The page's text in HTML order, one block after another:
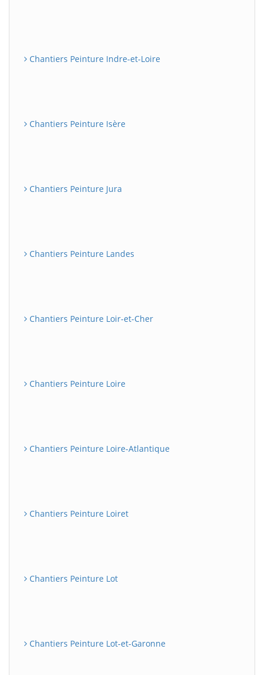
Chantiers Peinture Indre-et-Loire
Chantiers Peinture Isère
Chantiers Peinture Jura
Chantiers Peinture Landes
Chantiers Peinture Loir-et-Cher
Chantiers Peinture Loire
Chantiers Peinture Loire-Atlantique
Chantiers Peinture Loiret
Chantiers Peinture Lot
Chantiers Peinture Lot-et-Garonne